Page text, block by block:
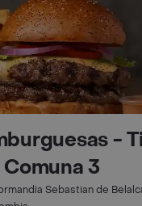
-
3
Sebastian de